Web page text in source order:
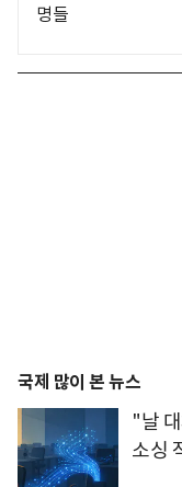
명들
국제 많이 본 뉴스
"날
소싱